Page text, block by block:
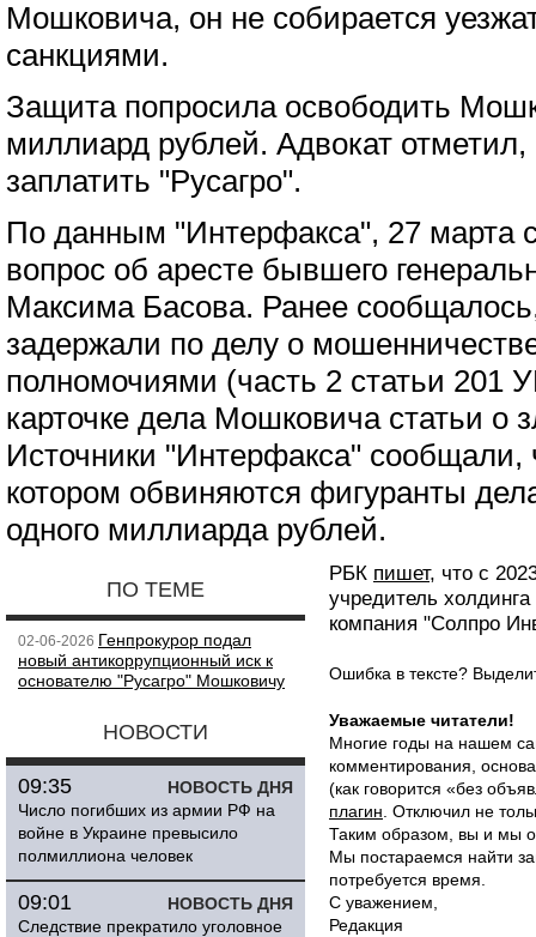
Мошковича, он не собирается
санкциями.
Защита попросила освободить
миллиард рублей. Адвокат отметил,
заплатить "Русагро".
По данным "Интерфакса", 27 марта
вопрос об аресте бывшего
Максима Басова. Ранее
задержали по делу о
полномочиями (часть 2 статьи 201
карточке дела Мошковича статьи о
Источники "Интерфакса"
котором обвиняются фигуранты
одного миллиарда рублей.
ПО ТЕМЕ
02-06-2026 Генпрокурор подал
новый антикоррупционный иск к
основателю "Русагро" Мошковичу
НОВОСТИ
НОВОСТЬ ДНЯ
09:35
Число погибших из армии РФ на
войне в Украине превысило
полмиллиона человек
НОВОСТЬ ДНЯ
09:01
Следствие прекратило уголовное
РБК пишет, что с
учредитель
компания "Солпро
Ошибка в тексте?
Уважаемые читатели!
Многие годы на нашем
комментирования,
(как говорится «без
плагин . Отключил не
Таким образом, вы и мы
Мы постараемся найти
потребуется время.
С уважением,
Редакция